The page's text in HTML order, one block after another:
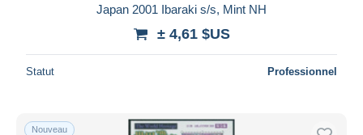
Japan 2001 Ibaraki s/s, Mint NH
± 4,61 $US
Statut Professionnel
Nouveau